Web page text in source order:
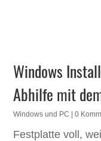
Windows
Abhilfe mit
Windows und PC | 0
Festplatte voll,